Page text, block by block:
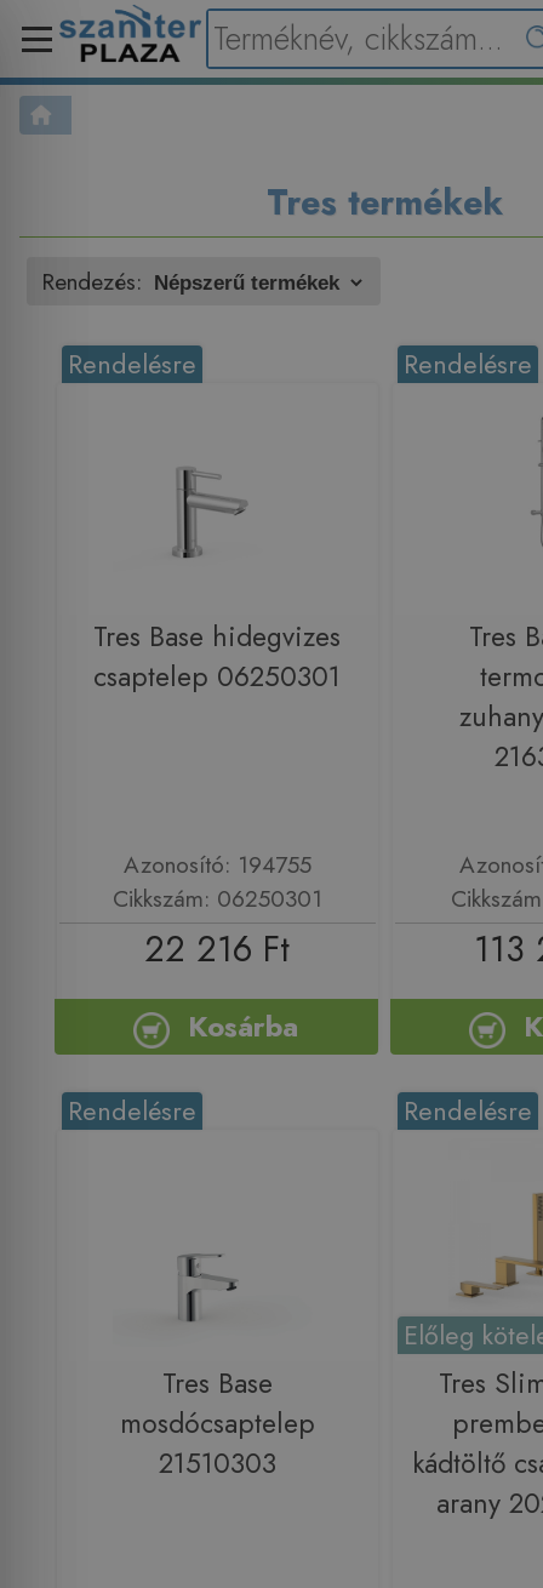
Tres termékek
Rendezés:
Rendelésre
Tres Base hidegvizes
csaptelep 06250301
Azonosító: 194755
Cikkszám: 06250301
22 216 Ft
Kosárba
Rendelésre
Tres
113
Rendelésre
Tres Base
mosdócsaptelep
21510303
Rendelésre
Előleg
Tres
kádtöltő
arany